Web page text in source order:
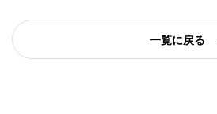
一覧に戻る